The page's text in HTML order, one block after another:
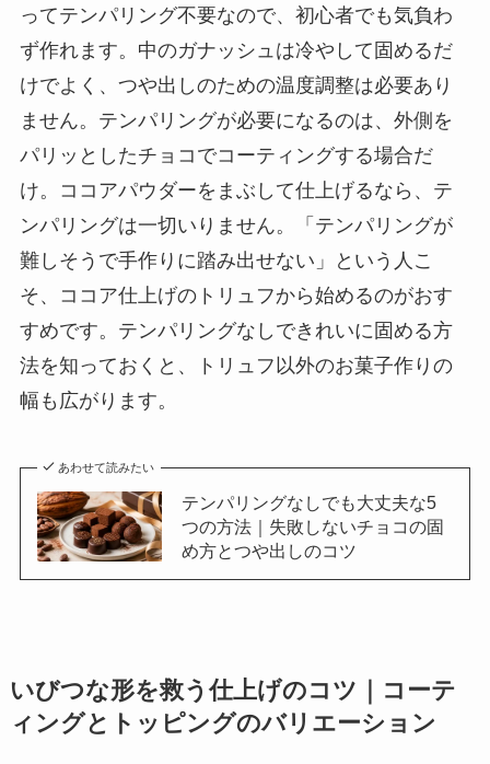
ってテンパリング不要なので、初心者でも気負わ
ず作れます。中のガナッシュは冷やして固めるだ
けでよく、つや出しのための温度調整は必要あり
ません。テンパリングが必要になるのは、外側を
パリッとしたチョコでコーティングする場合だ
け。ココアパウダーをまぶして仕上げるなら、テ
ンパリングは一切いりません。「テンパリングが
難しそうで手作りに踏み出せない」という人こ
そ、ココア仕上げのトリュフから始めるのがおす
すめです。テンパリングなしできれいに固める方
法を知っておくと、トリュフ以外のお菓子作りの
幅も広がります。
あわせて読みたい
テンパリングなしでも大丈夫な5
つの方法｜失敗しないチョコの固
め方とつや出しのコツ
いびつな形を救う仕上げのコツ｜コーテ
ィングとトッピングのバリエーション